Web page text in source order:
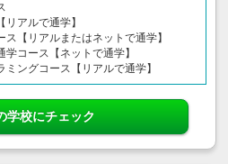
リアルで通学】
ス【リアルまたはネットで通学】
学コース【ネットで通学】
ミングコース【リアルで通学】
学校にチェック